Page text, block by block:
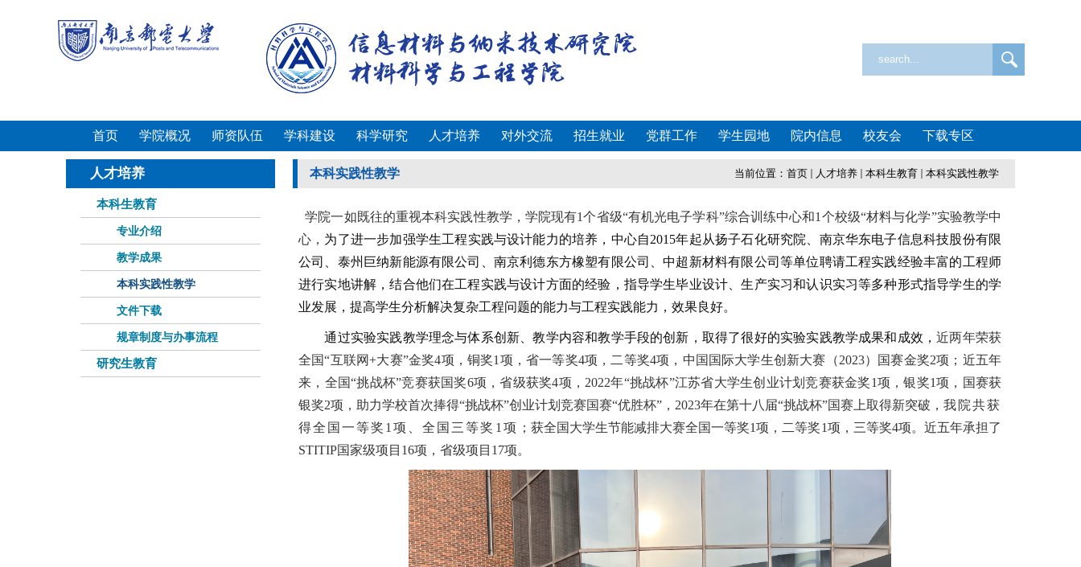
首页 学院概况 师资队伍 学科建设 科学研究 人才培养 对外交流 招生就业 党群工作 学生园地 院内信息 校友会 下载专区
人才培养
本科生教育
专业介绍
教学成果
本科实践性教学
文件下载
规章制度与办事流程
研究生教育
本科实践性教学 当前位置： 首页 人才培养 本科生教育 本科实践性教学
学院一如既往的重视本科实践性教学，学院现有1个省级“有机光电子学科”综合训练中心和1 个校级“材料与化学”实验教学中
心， 为了进一步加强学生工程实践与设计能力的培养，中心自2015年起从扬子石化研究院、南京华东电子信息科技股份有限
公司、泰州巨纳新能源有限公司、南京利德东方橡塑有限公司、中超新材料有限公司等单位聘请工程实践经验丰富的工程师
进行实地讲解，结合他们在工程实践与设计方面的经验，指导学生毕业设计、生产实习和认识实习等多种形式指导学生的学
业发展，提高学生分析解决复杂工程问题的能力与工程实践能力，效果良好。
通过实验实践教学理念与体系创新、教学内容和教学手段的创新，取得了很好的实验实践教学成果和成效，近两年荣获
全国“互联网+大赛”金奖4项，铜奖1 项，省一等奖4项，二等奖4项，中国国际大学生创新大赛（2023）国赛金奖2项；近五年
来，全国“挑战杯”竞赛获国奖6项，省级获奖4项， 2022年“挑战杯”江苏省大学生创业计划竞赛获金奖1项，银奖1项，国赛获
银奖2项，助力学校首次捧得“挑战杯”创业计划竞赛国赛“优胜杯”，2023年在第十八届“挑战杯”国赛上取得新突破， 我院共获
得全国一等奖 1项、全国三等奖 1 项 ；获全国大学生节能减排大赛全国一等奖1项，二等奖1项，三等奖4项。近五年承担了
STITIP国家级项目 16项，省级项目 17项。